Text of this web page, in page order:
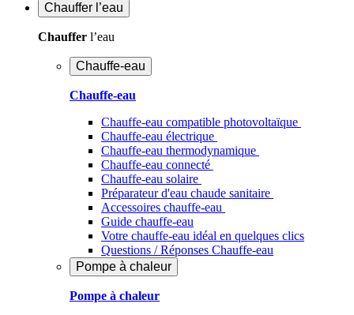
Chauffer l’eau
Chauffer l’eau
Chauffe-eau
Chauffe-eau
Chauffe-eau compatible photovoltaïque
Chauffe-eau électrique
Chauffe-eau thermodynamique
Chauffe-eau connecté
Chauffe-eau solaire
Préparateur d'eau chaude sanitaire
Accessoires chauffe-eau
Guide chauffe-eau
Votre chauffe-eau idéal en quelques clics
Questions / Réponses Chauffe-eau
Pompe à chaleur
Pompe à chaleur